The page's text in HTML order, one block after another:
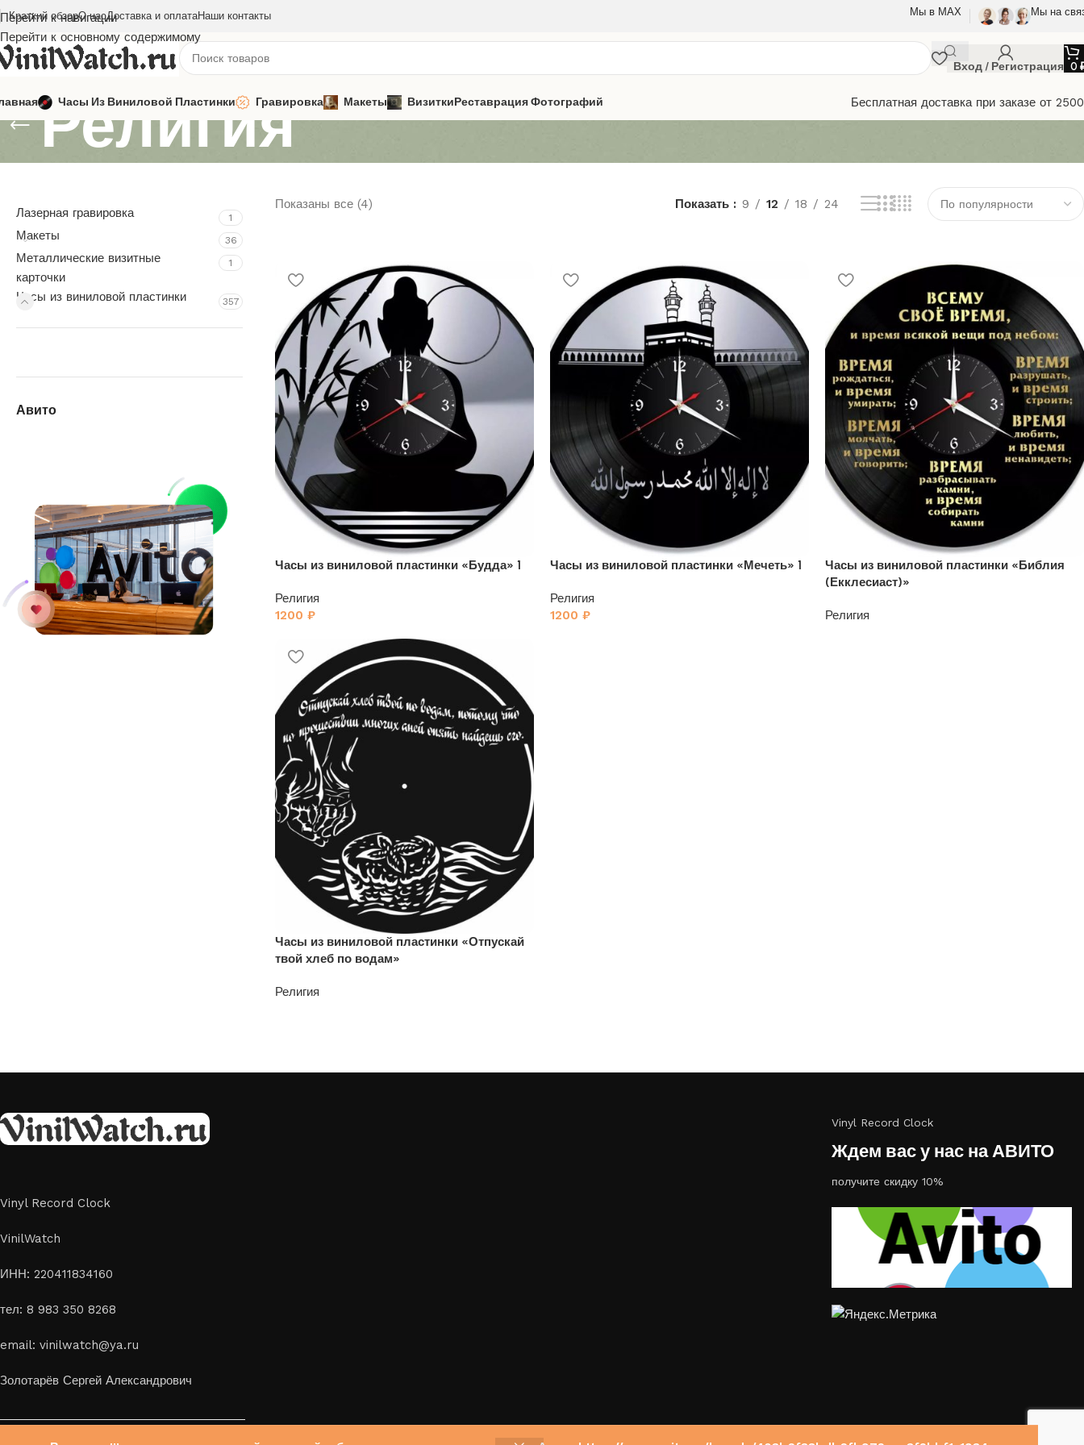
Перейти к навигации
Перейти к основному содержимому
Краткий обзорО насДоставка и оплатаНаши контакты Мы в МАХ Мы на
Вход / Регистрация 0
Часы Из Виниловой Пластинки Гравировка Макеты ВизиткиРеставрация Фотографий Бесплатная доставка при заказе от
Религия
Лазерная гравировка 1
Макеты 36
Металлические визитные
карточки
1
Часы из виниловой пластинки 357
Авито
Показаны все (4) Показать 9 12 18 24
Часы из виниловой пластинки «Будда» 1
Религия
1200 ₽
Часы из виниловой пластинки «Мечеть» 1
Религия
1200 ₽
Часы из виниловой пластинки «Библия
(Екклесиаст)»
Религия
Часы из виниловой пластинки «Отпускай
твой хлеб по водам»
Религия
Vinyl Record Clock
VinilWatch
ИНН: 220411834160
тел: 8 983 350 8268
email: vinilwatch@ya.ru
Золотарёв Сергей Александрович
Vinyl Record Clock
Ждем вас у нас на АВИТО
получите скидку 10%